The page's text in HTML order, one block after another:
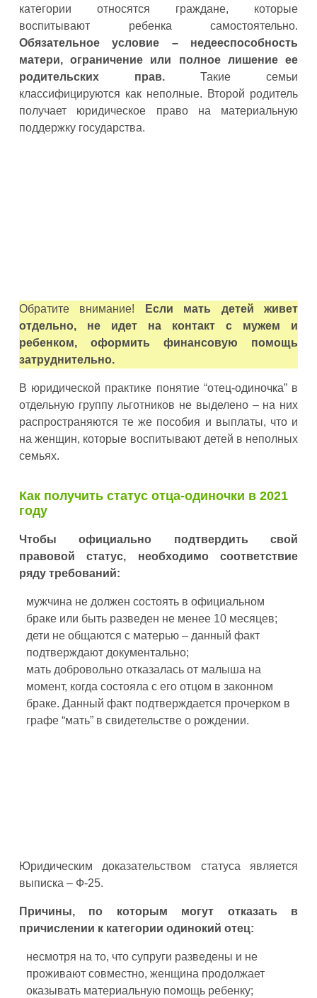
категории относятся граждане, которые
воспитывают ребенка самостоятельно.
Обязательное условие – недееспособность
матери, ограничение или полное лишение ее
родительских прав. Такие семьи
классифицируются как неполные. Второй родитель
получает юридическое право на материальную
поддержку государства.
Обратите внимание!
Если мать детей живет
отдельно, не идет на контакт с мужем и
ребенком, оформить финансовую помощь
затруднительно.
В юридической практике понятие “отец-одиночка” в
отдельную группу льготников не выделено – на них
распространяются те же пособия и выплаты, что и
на женщин, которые воспитывают детей в неполных
семьях.
Как получить статус отца-одиночки в 2021
году
Чтобы официально подтвердить свой
правовой статус, необходимо соответствие
ряду требований:
мужчина не должен состоять в официальном
браке или быть разведен не менее 10 месяцев;
дети не общаются с матерью – данный факт
подтверждают документально;
мать добровольно отказалась от малыша на
момент, когда состояла с его отцом в законном
браке. Данный факт подтверждается прочерком в
графе “мать” в свидетельстве о рождении.
Юридическим доказательством статуса является
выписка – Ф-25.
Причины, по которым могут отказать в
причислении к категории одинокий отец:
несмотря на то, что супруги разведены и не
проживают совместно, женщина продолжает
оказывать материальную помощь ребенку;